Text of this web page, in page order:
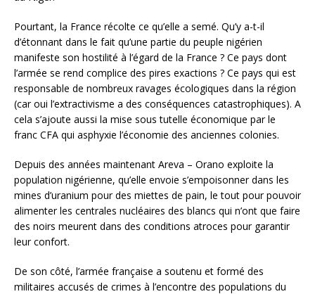
Pourtant, la France récolte ce qu’elle a semé. Qu’y a-t-il
d’étonnant dans le fait qu’une partie du peuple nigérien
manifeste son hostilité à l’égard de la France ? Ce pays dont
l’armée se rend complice des pires exactions ? Ce pays qui est
responsable de nombreux ravages écologiques dans la région
(car oui l’extractivisme a des conséquences catastrophiques). A
cela s’ajoute aussi la mise sous tutelle économique par le
franc CFA qui asphyxie l’économie des anciennes colonies.
Depuis des années maintenant Areva – Orano exploite la
population nigérienne, qu’elle envoie s’empoisonner dans les
mines d’uranium pour des miettes de pain, le tout pour pouvoir
alimenter les centrales nucléaires des blancs qui n’ont que faire
des noirs meurent dans des conditions atroces pour garantir
leur confort.
De son côté, l’armée française a soutenu et formé des
militaires accusés de crimes à l’encontre des populations du